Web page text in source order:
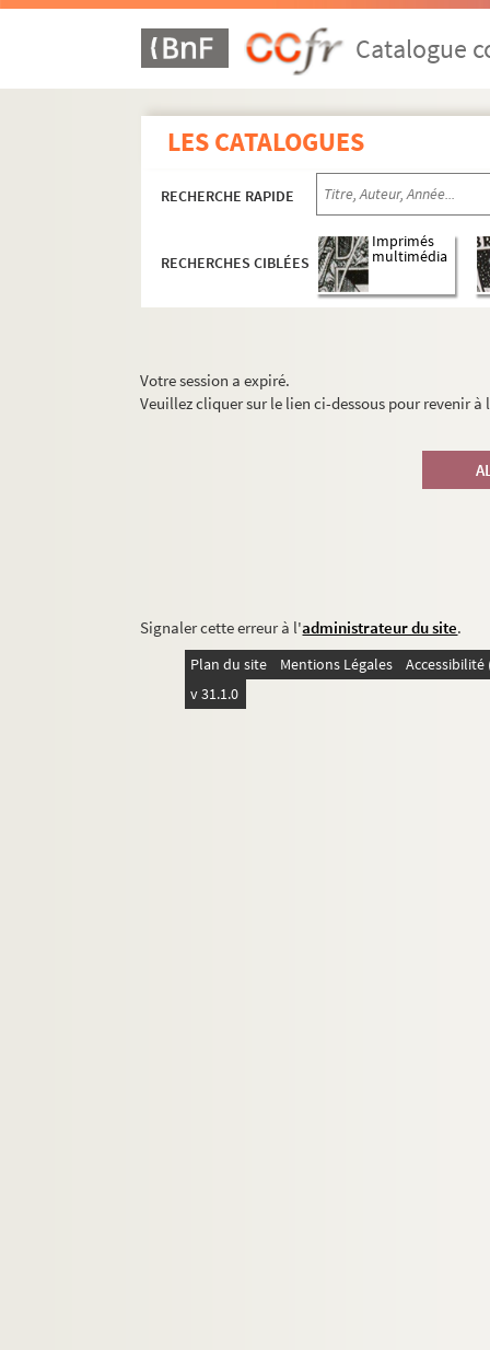
Catalogue
LES CATALOGUES
RECHERCHE RAPIDE
RECHERCHES CIBLÉES
Imprimés
multimédia
Votre session a expiré.
Veuillez cliquer sur le lien ci-dessous pour revenir
Signaler cette erreur à l'administrateur du site.
Plan du site Mentions Légales
v 31.1.0